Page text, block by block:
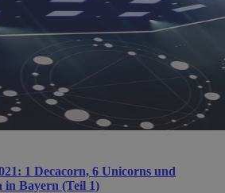
1 Decacorn, 6 Unicorns und
in Bayern (Teil 1)